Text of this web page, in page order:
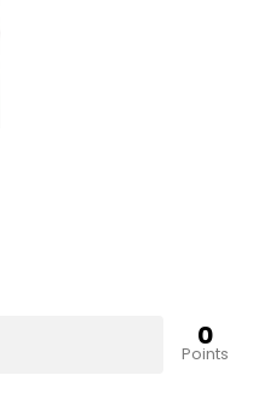
0
Points